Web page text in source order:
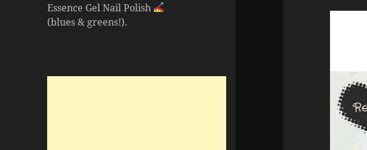
Essence Gel Nail Polish
(blues & greens!).